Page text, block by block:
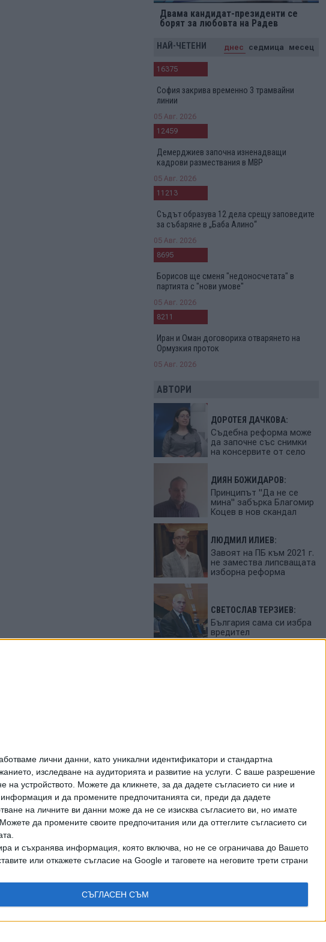
лични данни, като уникални идентификатори и стандартна
изследване на аудиторията и развитие на услуги. С ваше разрешение
устройството. Можете да кликнете, за да дадете съгласието си ние и
и да промените предпочитанията си, преди да дадете
на личните ви данни може да не се изисква съгласието ви, но имате
да промените своите предпочитания или да оттеглите съгласието си
и съхранява информация, която включва, но не се ограничава до Вашето
или откажете съгласие на Google и таговете на неговите трети страни
СЪГЛАСЕН СЪМ
Двама кандидат-президенти се
борят за любовта на Радев
НАЙ-ЧЕТЕНИ днес седмица месец
16375
София закрива временно 3 трамвайни
линии
05 Авг. 2026
12459
Демерджиев започна изненадващи
кадрови размествания в МВР
05 Авг. 2026
11213
Съдът образува 12 дела срещу заповедите
за събаряне в „Баба Алино“
05 Авг. 2026
8695
Борисов ще сменя "недоносчетата" в
партията с "нови умове"
05 Авг. 2026
8211
Иран и Оман договориха отварянето на
Ормузкия проток
05 Авг. 2026
АВТОРИ
ДОРОТЕЯ ДАЧКОВА:
Съдебна реформа може
да започне със снимки
на консервите от село
ДИЯН БОЖИДАРОВ:
Принципът "Да не се
мина" забърка Благомир
Коцев в нов скандал
ЛЮДМИЛ ИЛИЕВ:
Завоят на ПБ към 2021 г.
не замества липсващата
изборна реформа
СВЕТОСЛАВ ТЕРЗИЕВ:
България сама си избра
вредител
след изрично писмено разрешение на СЕГА АД